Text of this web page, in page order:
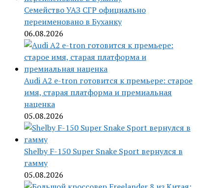
Семейство УАЗ СГР официально
переименовано в Буханку
06.08.2026
Audi A2 e-tron готовится к премьере: старое
имя, старая платформа и премиальная
наценка
05.08.2026
Shelby F-150 Super Snake Sport вернулся в
гамму
05.08.2026